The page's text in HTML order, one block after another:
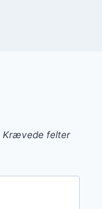
Krævede felter